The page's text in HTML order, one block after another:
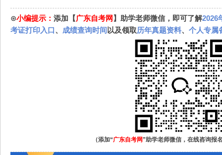
⊙小编提示： 添加【广东自考网 】助学老师微信，即可了解2026
考证打印入口、 成绩查询时间 以及领取历年真题资料、 个人专属
（添加“广东自考网”助学老师微信，在线咨询报